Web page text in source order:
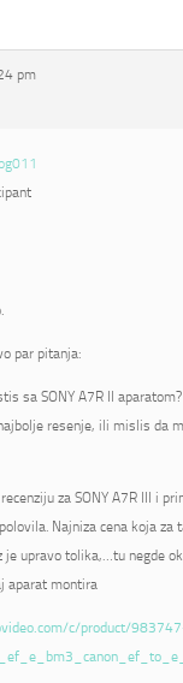
pm
par pitanja:
sa SONY A7R II
resenje, ili mislis da
za SONY A7R III i
Najniza cena koja za
je upravo tolika,…tu negde
aparat montira
c/product/